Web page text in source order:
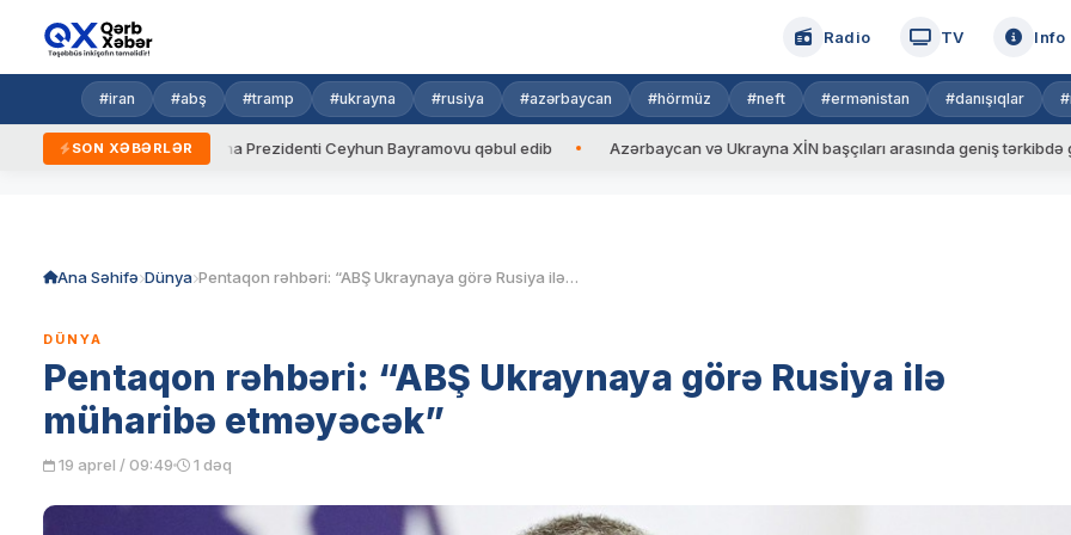
Radio TV Info
#iran #abş #tramp #ukrayna #rusiya #azərbaycan #hörmüz #neft #ermənistan #danışıqlar
SON XƏBƏRLƏR
Ukrayna Prezidenti Ceyhun Bayramovu qəbul edib Azərbaycan və Ukrayna XİN başçıları arasında geniş tərkibdə görüş
Ana Səhifə Dünya Pentaqon rəhbəri: “ABŞ Ukraynaya görə Rusiya ilə müharibə etməyəcək”
DÜNYA
Pentaqon rəhbəri: “ABŞ Ukraynaya görə Rusiya ilə
müharibə etməyəcək”
19 aprel / 09:49 1 dəq